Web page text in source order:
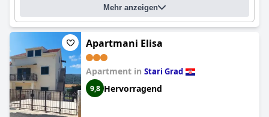
Mehr anzeigen
Apartmani Elisa
Apartment in Stari Grad
9,8 Hervorragend